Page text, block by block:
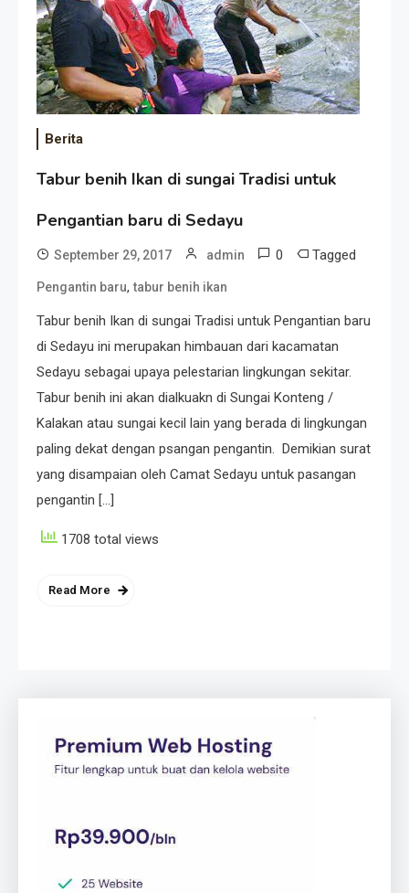
Berita
Tabur benih Ikan di sungai Tradisi untuk
Pengantian baru di Sedayu
September 29, 2017 admin 0 Tagged
Pengantin baru,tabur benih ikan
Tabur benih Ikan di sungai Tradisi untuk Pengantian baru
di Sedayu ini merupakan himbauan dari kacamatan
Sedayu sebagai upaya pelestarian lingkungan sekitar.
Tabur benih ini akan dialkuakn di Sungai Konteng /
Kalakan atau sungai kecil lain yang berada di lingkungan
paling dekat dengan psangan pengantin. Demikian surat
yang disampaian oleh Camat Sedayu untuk pasangan
pengantin […]
1708 total views
Read More